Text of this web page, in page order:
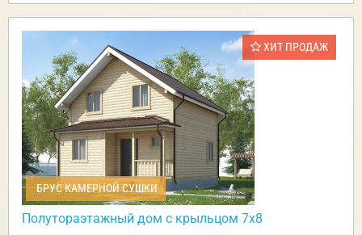
ХИТ ПРОДАЖ
БРУС КАМЕРНОЙ СУШКИ
Полутораэтажный дом с крыльцом 7х8